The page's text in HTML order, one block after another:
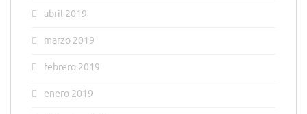
abril 2019
marzo 2019
febrero 2019
enero 2019